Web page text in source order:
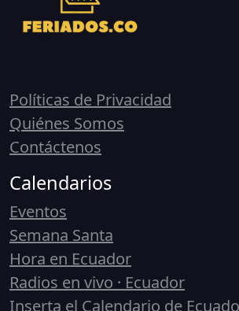
Políticas de Privacidad
Quiénes Somos
Contáctenos
Calendarios
Eventos
Semana Santa
Hora en Ecuador
Radios en vivo · Ecuador
Inserta el Calendario de